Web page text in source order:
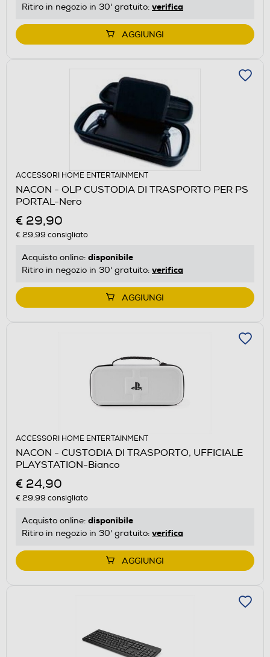
Ritiro in negozio in 30' gratuito: verifica
AGGIUNGI
ACCESSORI HOME ENTERTAINMENT
NACON - OLP CUSTODIA DI TRASPORTO PER PS
PORTAL-Nero
€ 29,90
€ 29,99 consigliato
Acquisto online: disponibile
Ritiro in negozio in 30' gratuito: verifica
AGGIUNGI
ACCESSORI HOME ENTERTAINMENT
NACON - CUSTODIA DI TRASPORTO, UFFICIALE
PLAYSTATION-Bianco
€ 24,90
€ 29,99 consigliato
Acquisto online: disponibile
Ritiro in negozio in 30' gratuito: verifica
AGGIUNGI